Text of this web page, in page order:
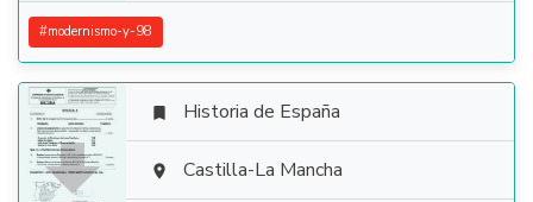
#modernismo-y-98

 Historia de España
 Castilla-La Mancha